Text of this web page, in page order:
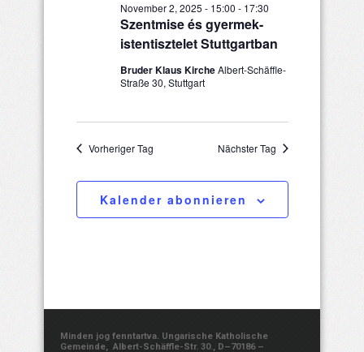
Szentmise és gyermek-
istentisztelet Stuttgartban
November 2, 2025 - 15:00 - 17:30
Bruder Klaus KircheAlbert-Schäffle-
Straße 30, Stuttgart
Vorheriger Tag Nächster Tag
Kalender abonnieren
Minden jog fenntartva. Ungarische Katholische
Gemeinde, Albert-Schäffle-Str. 30., D–70186 –